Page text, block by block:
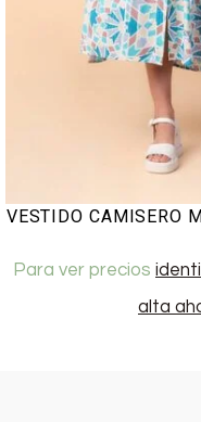
VESTIDO CAMISERO
Para ver precios
alta